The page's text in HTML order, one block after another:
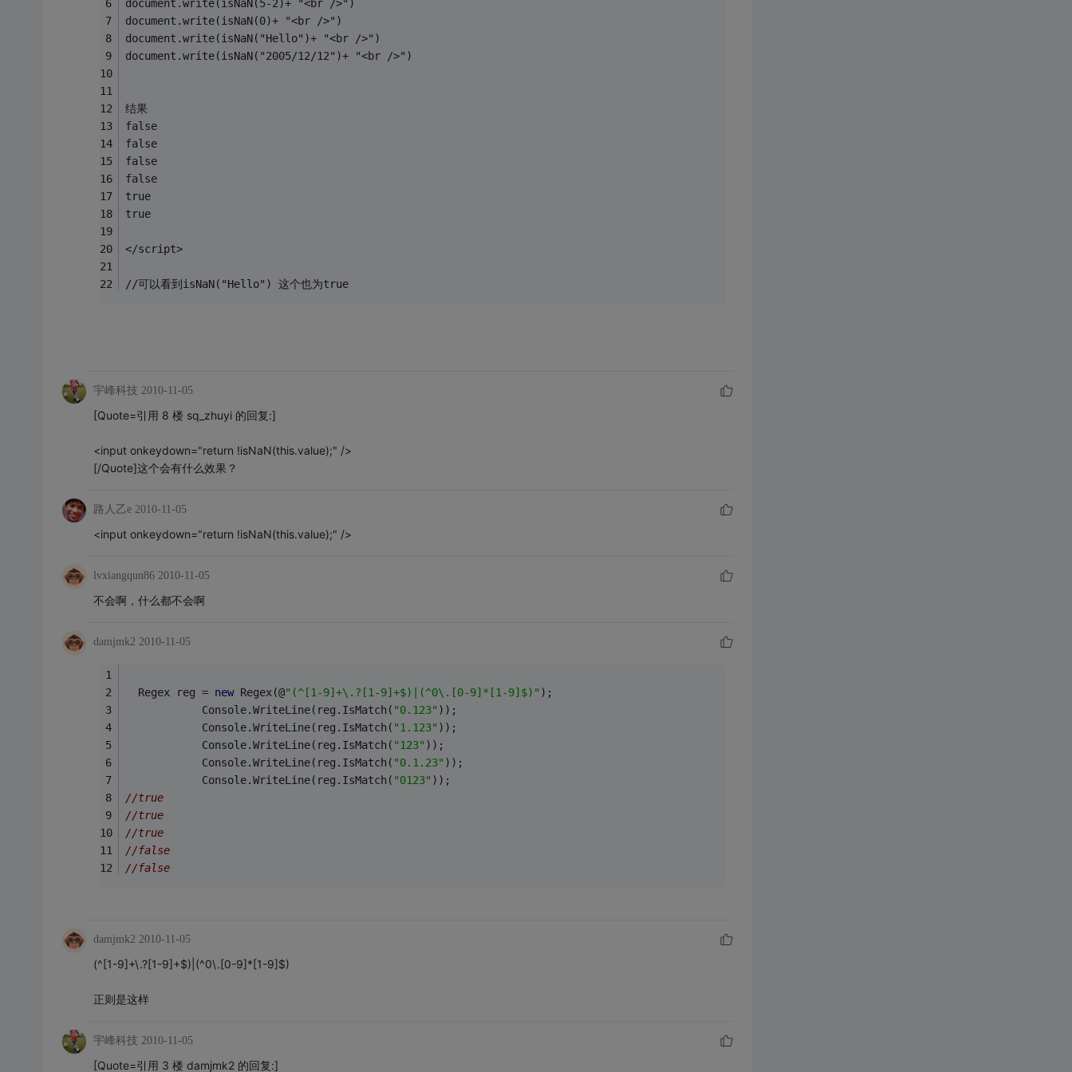
document.write(isNaN(5-2)+ "<br />")
document.write(isNaN(0)+ "<br />")
document.write(isNaN("Hello")+ "<br />")
document.write(isNaN("2005/12/12")+ "<br />")
结果
false
false
false
false
true
true
</script>
//可以看到isNaN("Hello") 这个也为true
宇峰科技 2010-11-05
[Quote=引用 8 楼 sq_zhuyi 的回复:]
<input onkeydown="return !isNaN(this.value);" />
[/Quote]这个会有什么效果？
路人乙e 2010-11-05
<input onkeydown="return !isNaN(this.value);" />
lvxiangqun86 2010-11-05
不会啊，什么都不会啊
damjmk2 2010-11-05
  Regex reg =
new Regex(@"(^[1-9]+\.?[1-9]+$)|(^0\.[0-9]*[1-9]$)" );
            Console.WriteLine(reg.IsMatch(
"0.123" ));
            Console.WriteLine(reg.IsMatch(
"1.123" ));
            Console.WriteLine(reg.IsMatch(
"123" ));
            Console.WriteLine(reg.IsMatch(
"0.1.23" ));
            Console.WriteLine(reg.IsMatch(
"0123" ));
//true
//true
//true
//false
//false
damjmk2 2010-11-05
(^[1-9]+\.?[1-9]+$)|(^0\.[0-9]*[1-9]$)
正则是这样
宇峰科技 2010-11-05
[Quote=引用 3 楼 damjmk2 的回复:]